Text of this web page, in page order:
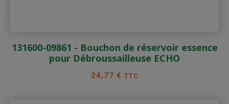
131600-09861 - Bouchon de réservoir essence
pour Débroussailleuse ECHO
Prix
24,77 € TTC